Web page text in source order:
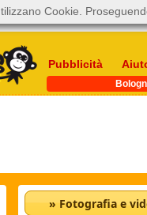
Pubblicità
» Fotografia e
Cookie.